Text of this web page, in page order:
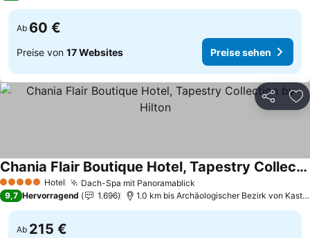
Ab 60 €
Preise von 17 Websites Preise sehen
Teilen
5 Sterne Hotel Dach-Spa mit Panoramablick
Chania Flair Boutique Hotel, Tapestry Collection by Hilton
Preise sehen
9,7 Hervorragend 1.696 1.0 km bis Archäologischer Bezirk von
Ab 215 €